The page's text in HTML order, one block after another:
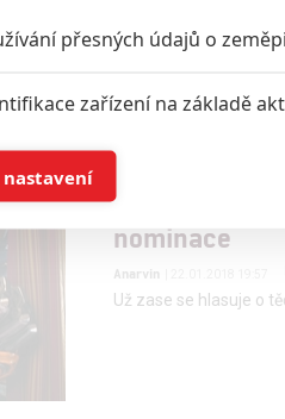
recenzenti pitomý, teď
Zlaté maliny:
Odstíny a
nominace
Anarvin
Už zase se hlasuje o
přesných údajů o
zařízení na základě
a/nebo přístup k
založená na omezených
obsah, měření
souhlasu s účely a funkcemi